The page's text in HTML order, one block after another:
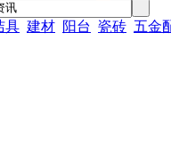
具 建材 阳台 瓷砖 五金